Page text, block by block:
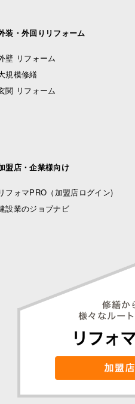
装・外回りリフォーム
壁 リフォーム
規模修繕
関 リフォーム
盟店・企業様向け
リフォマPRO （加盟店ログイン)
設業のジョブナビ